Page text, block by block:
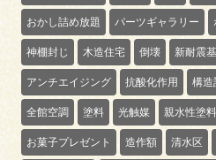
おかし詰め放題 パーツギャラリー
神棚封じ 木造住宅 倒壊 新耐震
アンチエイジング 抗酸化作用 構造
全館空調 塗料 光触媒 親水性塗料
お菓子プレゼント 造作額 清水区